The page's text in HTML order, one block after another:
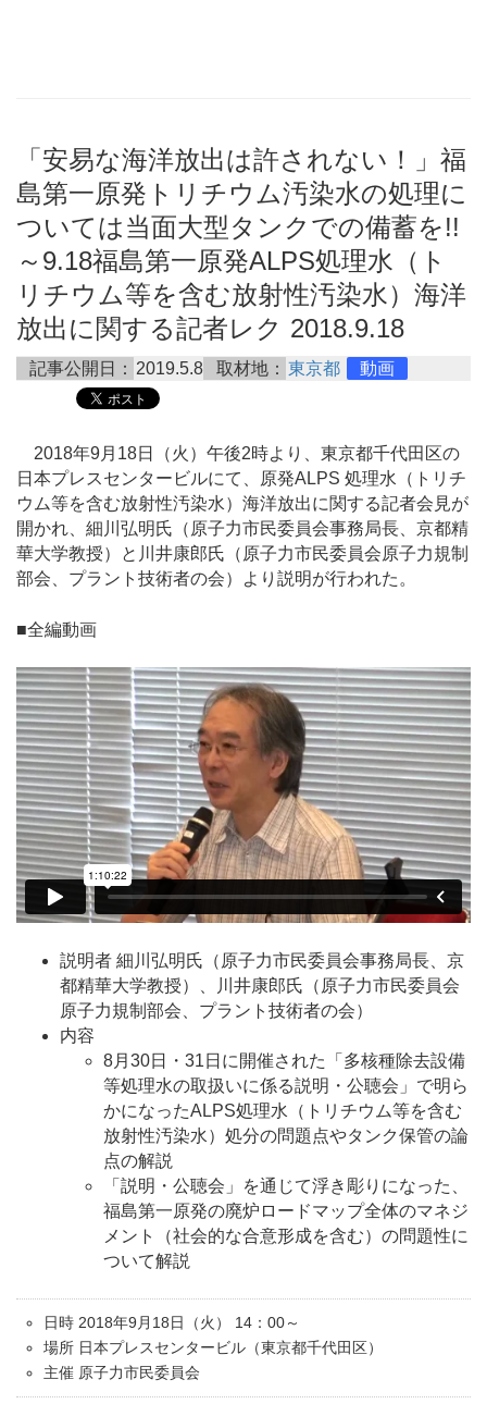
「安易な海洋放出は許されない！」福
島第一原発トリチウム汚染水の処理に
ついては当面大型タンクでの備蓄を!!
～9.18福島第一原発ALPS処理水（ト
リチウム等を含む放射性汚染水）海洋
放出に関する記者レク 2018.9.18
記事公開日： 2019.5.8 取材地： 東京都 動画
2018年9月18日（火）午後2時より、東京都千代田区の
日本プレスセンタービルにて、原発ALPS 処理水（トリチ
ウム等を含む放射性汚染水）海洋放出に関する記者会見が
開かれ、細川弘明氏（原子力市民委員会事務局長、京都精
華大学教授）と川井康郎氏（原子力市民委員会原子力規制
部会、プラント技術者の会）より説明が行われた。
■全編動画
説明者 細川弘明氏（原子力市民委員会事務局長、京
都精華大学教授）、川井康郎氏（原子力市民委員会
原子力規制部会、プラント技術者の会）
内容
8月30日・31日に開催された「多核種除去設備
等処理水の取扱いに係る説明・公聴会」で明ら
かになったALPS処理水（トリチウム等を含む
放射性汚染水）処分の問題点やタンク保管の論
点の解説
「説明・公聴会」を通じて浮き彫りになった、
福島第一原発の廃炉ロードマップ全体のマネジ
メント（社会的な合意形成を含む）の問題性に
ついて解説
日時 2018年9月18日（火） 14：00～
場所 日本プレスセンタービル（東京都千代田区）
主催 原子力市民委員会